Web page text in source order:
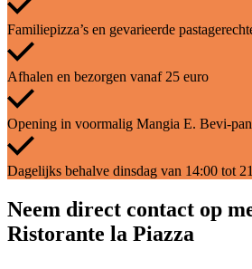
Familiepizza’s en gevarieerde
Afhalen en bezorgen vanaf 25 euro
Opening in voormalig Mangia E. Bevi-
Dagelijks behalve dinsdag van 14:00 tot
Neem direct contact op
Ristorante la Piazza